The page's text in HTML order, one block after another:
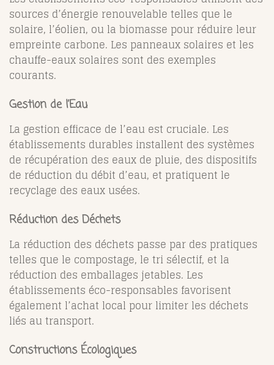
sources d’énergie renouvelable telles que le
solaire, l’éolien, ou la biomasse pour réduire leur
empreinte carbone. Les panneaux solaires et les
chauffe-eaux solaires sont des exemples
courants.
Gestion de l’Eau
La gestion efficace de l’eau est cruciale. Les
établissements durables installent des systèmes
de récupération des eaux de pluie, des dispositifs
de réduction du débit d’eau, et pratiquent le
recyclage des eaux usées.
Réduction des Déchets
La réduction des déchets passe par des pratiques
telles que le compostage, le tri sélectif, et la
réduction des emballages jetables. Les
établissements éco-responsables favorisent
également l’achat local pour limiter les déchets
liés au transport.
Constructions Écologiques